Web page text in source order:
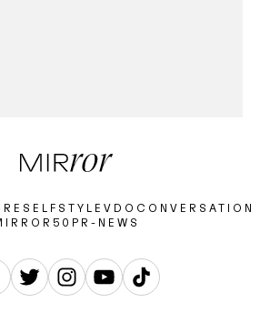
SELF STYLE VDO CONVERSATION
PR-NEWS